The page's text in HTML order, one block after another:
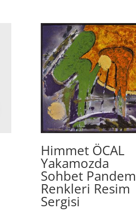
Himmet ÖCAL
Yakamozda
Sohbet
Renkleri Resim
Sergisi